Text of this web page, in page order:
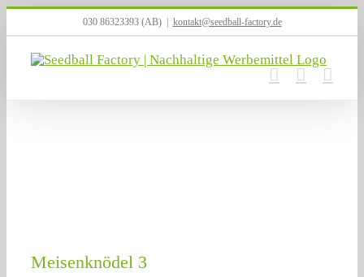
Inhalt
springen
030 86323393 (AB) kontakt@seedball-factory.de
Meisenknödel 3